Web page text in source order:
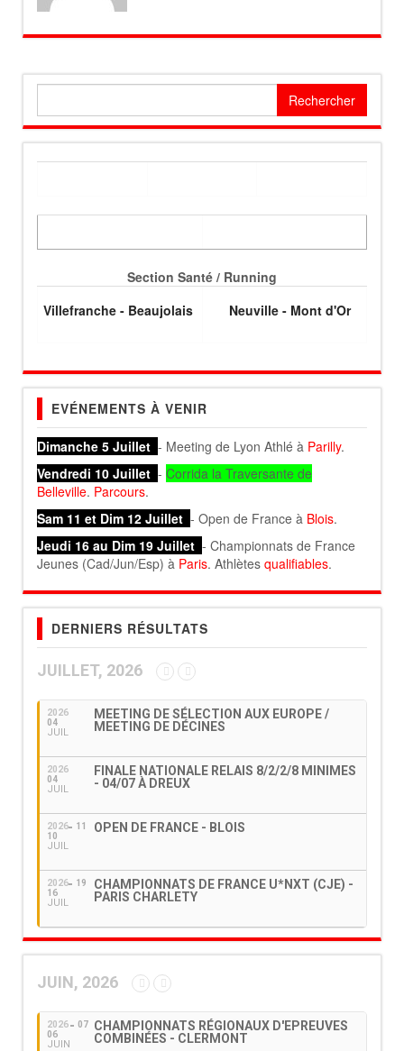
Section Santé / Running
Villefranche - Beaujolais
Neuville - Mont d'Or
EVÉNEMENTS À VENIR
Dimanche 5 Juillet - Meeting de Lyon Athlé à Parilly.
Vendredi 10 Juillet - Corrida la Traversante de
Belleville. Parcours.
Sam 11 et Dim 12 Juillet - Open de France à Blois.
Jeudi 16 au Dim 19 Juillet - Championnats de France
Jeunes (Cad/Jun/Esp) à Paris. Athlètes qualifiables.
DERNIERS RÉSULTATS
JUILLET, 2026
2026
04
JUIL
MEETING DE SÉLECTION AUX EUROPE /
MEETING DE DÉCINES
2026
04
JUIL
FINALE NATIONALE RELAIS 8/2/2/8 MINIMES
- 04/07 À DREUX
2026
10
JUIL
11 OPEN DE FRANCE - BLOIS
2026
16
JUIL
19
CHAMPIONNATS DE FRANCE U*NXT (CJE) -
PARIS CHARLETY
JUIN, 2026
2026
06
JUIN
07
CHAMPIONNATS RÉGIONAUX D'EPREUVES
COMBINÉES - CLERMONT